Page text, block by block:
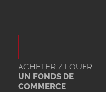
ACHETER / LOUER
UN FONDS DE
COMMERCE